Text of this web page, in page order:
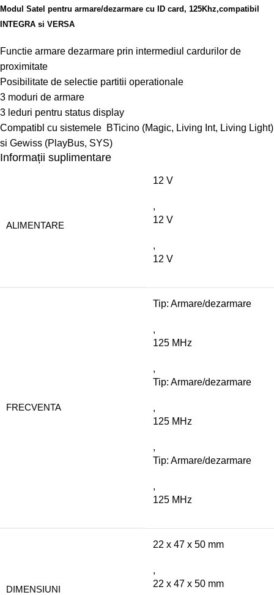
Modul Satel pentru armare/dezarmare cu ID card, 125Khz,compatibil
INTEGRA si VERSA
Functie armare dezarmare prin intermediul cardurilor de
proximitate
Posibilitate de selectie partitii operationale
3 moduri de armare
3 leduri pentru status display
Compatibl cu sistemele BTicino (Magic, Living Int, Living Light)
si Gewiss (PlayBus, SYS)
Informații suplimentare
ALIMENTARE
12 V
,
12 V
,
12 V
FRECVENTA
Tip: Armare/dezarmare
,
125 MHz
,
Tip: Armare/dezarmare
,
125 MHz
,
Tip: Armare/dezarmare
,
125 MHz
DIMENSIUNI
22 x 47 x 50 mm
,
22 x 47 x 50 mm